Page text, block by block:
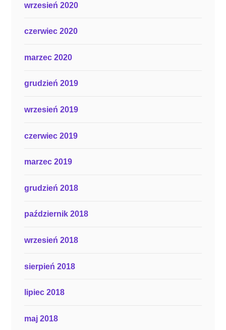
wrzesień 2020
czerwiec 2020
marzec 2020
grudzień 2019
wrzesień 2019
czerwiec 2019
marzec 2019
grudzień 2018
październik 2018
wrzesień 2018
sierpień 2018
lipiec 2018
maj 2018